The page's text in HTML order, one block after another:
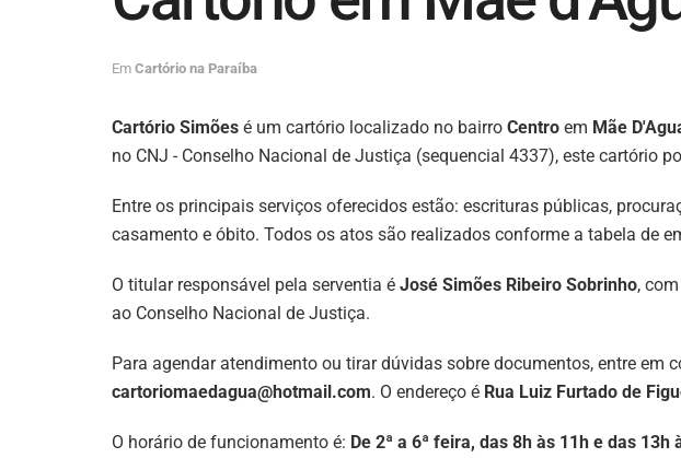
Em Cartório na Paraíba
Cartório Simões é um cartório localizado no bairro Centro em Mãe
no CNJ - Conselho Nacional de Justiça (sequencial 4337), este cartório
Entre os principais serviços oferecidos estão: escrituras públicas,
casamento e óbito. Todos os atos são realizados conforme a tabela de
O titular responsável pela serventia é José Simões Ribeiro Sobrinho,
ao Conselho Nacional de Justiça.
Para agendar atendimento ou tirar dúvidas sobre documentos, entre em
cartoriomaedagua@hotmail.com. O endereço é Rua Luiz Furtado de
O horário de funcionamento é: De 2ª a 6ª feira, das 8h às 11h e das 13h